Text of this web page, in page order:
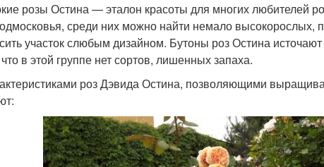
розы Остина — эталон красоты для многих любителей
среди них можно найти немало высокорослых,
участок слюбым дизайном. Бутоны роз Остина
в этой группе нет сортов, лишенных запаха.
роз Дэвида Остина, позволяющими